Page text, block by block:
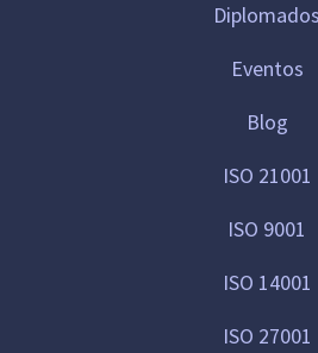
Diplomados
Eventos
Blog
ISO 21001
ISO 9001
ISO 14001
ISO 27001